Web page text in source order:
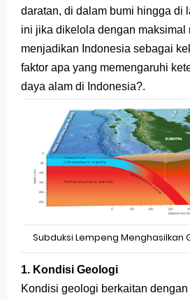
Latihan Soal TKA Geografi 2025 Topik
STOP Belajar Geografi Pakai Cara Lama! 😤 TKA 2025 Beda
Ebook Prediksi 150 Soal TKA
3 Jurus Sakti Menaklukkan Soal
Menjadi Pengajar Jaman
Latihan Prediksi Soal OSK Geografi
daratan, di dalam bumi hingga di
ini jika dikelola dengan maksimal
menjadikan Indonesia sebagai
faktor apa yang memengaruhi
daya alam di Indonesia?.
Subduksi Lempeng Menghasilkan
1. Kondisi Geologi
Kondisi geologi berkaitan